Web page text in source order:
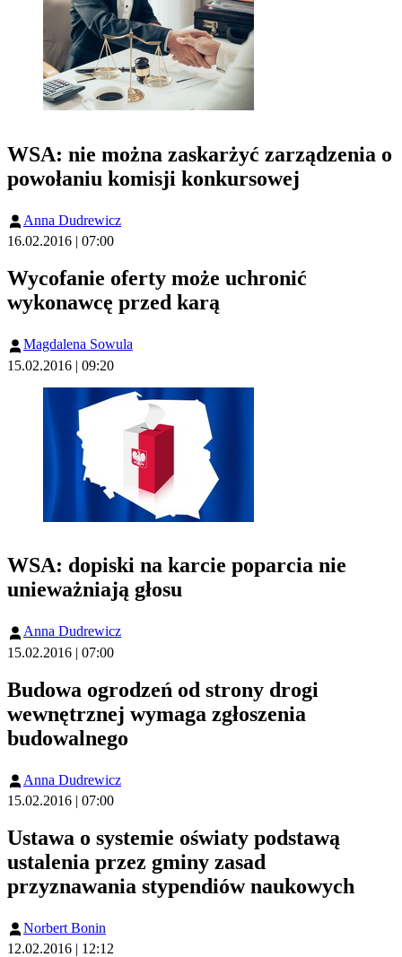
WSA: nie można zaskarżyć zarządzenia o
powołaniu komisji konkursowej
Anna Dudrewicz
16.02.2016 | 07:00
Wycofanie oferty może uchronić
wykonawcę przed karą
Magdalena Sowula
15.02.2016 | 09:20
WSA: dopiski na karcie poparcia nie
unieważniają głosu
Anna Dudrewicz
15.02.2016 | 07:00
Budowa ogrodzeń od strony drogi
wewnętrznej wymaga zgłoszenia
budowalnego
Anna Dudrewicz
15.02.2016 | 07:00
Ustawa o systemie oświaty podstawą
ustalenia przez gminy zasad
przyznawania stypendiów naukowych
Norbert Bonin
12.02.2016 | 12:12